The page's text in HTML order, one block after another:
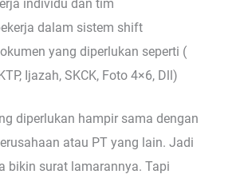
individu dan tim
dalam sistem shift
yang diperlukan seperti (
Ijazah, SKCK, Foto 4×6, Dll)
diperlukan hampir sama dengan
atau PT yang lain. Jadi
bikin surat lamarannya. Tapi